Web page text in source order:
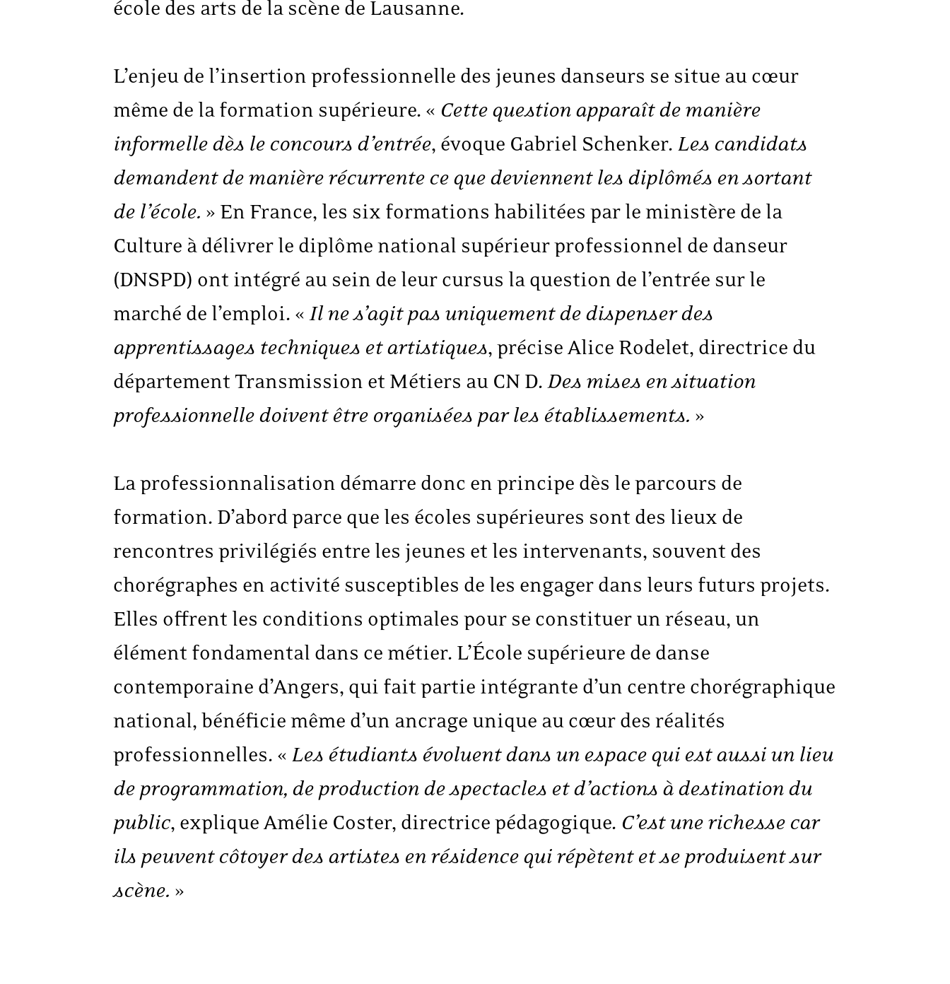
école des arts de la scène de Lausanne.
L’enjeu de l’insertion professionnelle des jeunes danseurs se situe au cœur
même de la formation supérieure. « Cette question apparaît de manière
informelle dès le concours d’entrée, évoque Gabriel Schenker. Les candidats
demandent de manière récurrente ce que deviennent les diplômés en sortant
de l’école. » En France, les six formations habilitées par le ministère de la
Culture à délivrer le diplôme national supérieur professionnel de danseur
(DNSPD) ont intégré au sein de leur cursus la question de l’entrée sur le
marché de l’emploi. « Il ne s’agit pas uniquement de dispenser des
apprentissages techniques et artistiques, précise Alice Rodelet, directrice du
département Transmission et Métiers au CN D. Des mises en situation
professionnelle doivent être organisées par les établissements. »
La professionnalisation démarre donc en principe dès le parcours de
formation. D’abord parce que les écoles supérieures sont des lieux de
rencontres privilégiés entre les jeunes et les intervenants, souvent des
chorégraphes en activité susceptibles de les engager dans leurs futurs projets.
Elles offrent les conditions optimales pour se constituer un réseau, un
élément fondamental dans ce métier. L’École supérieure de danse
contemporaine d’Angers, qui fait partie intégrante d’un centre chorégraphique
national, bénéficie même d’un ancrage unique au cœur des réalités
professionnelles. « Les étudiants évoluent dans un espace qui est aussi un lieu
de programmation, de production de spectacles et d’actions à destination du
public, explique Amélie Coster, directrice pédagogique. C’est une richesse car
ils peuvent côtoyer des artistes en résidence qui répètent et se produisent sur
scène. »